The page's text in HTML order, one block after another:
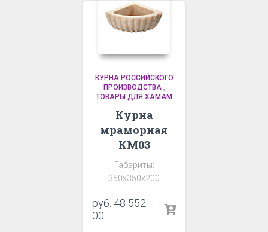
КУРНА РОССИЙСКОГО
ПРОИЗВОДСТВА,
ТОВАРЫ ДЛЯ ХАМАМ
Курна
мраморная
КМ03
Габариты:
350х350х200
руб. 48 552
00